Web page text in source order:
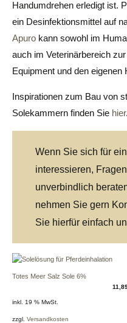
Handumdrehen erledigt ist.
ein Desinfektionsmittel auf
Apuro kann sowohl im
auch im Veterinärbereich
Equipment und den eigenen
Inspirationen zum Bau von
Solekammern finden Sie hier.
Wenn Sie sich für
interessieren,
unverbindlich
nehmen Sie gern
Sie hierfür einfach
Totes Meer Salz Sole 6%
inkl. 19 % MwSt.
zzgl. Versandkosten